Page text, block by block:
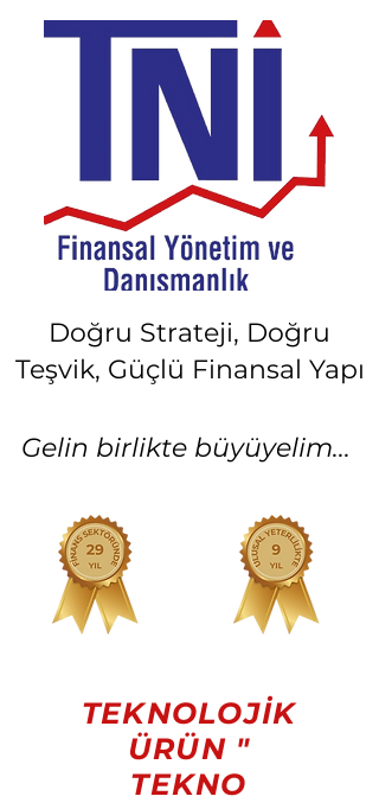
Doğru Strateji, Doğru
Teşvik, Güçlü Finansal Yapı
Gelin birlikte büyüyelim...
TEKNOLOJİK
ÜRÜN "
TEKNO